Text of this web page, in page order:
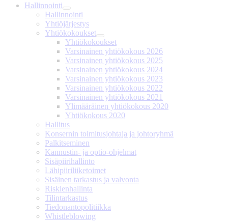
Hallinnointi
Hallinnointi
Yhtiöjärjestys
Yhtiökokoukset
Yhtiökokoukset
Varsinainen yhtiökokous 2026
Varsinainen yhtiökokous 2025
Varsinainen yhtiökokous 2024
Varsinainen yhtiökokous 2023
Varsinainen yhtiökokous 2022
Varsinainen yhtiökokous 2021
Ylimääräinen yhtiökokous 2020
Yhtiökokous 2020
Hallitus
Konsernin toimitusjohtaja ja johtoryhmä
Palkitseminen
Kannustin- ja optio-ohjelmat
Sisäpiirihallinto
Lähipiiri­liiketoimet
Sisäinen tarkastus ja valvonta
Riskienhallinta
Tilintarkastus
Tiedonanto­politiikka
Whistleblowing